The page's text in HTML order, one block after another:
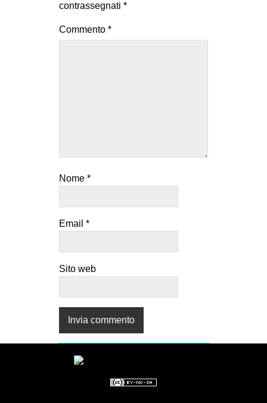
contrassegnati *
Commento *
Nome *
Email *
Sito web